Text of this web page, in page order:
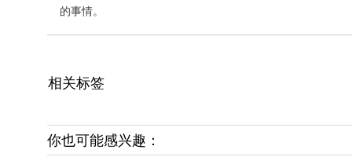
的事情。
相关标签
你也可能感兴趣：